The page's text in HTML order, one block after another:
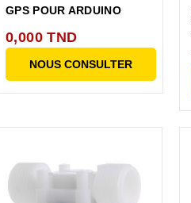
GPS POUR ARDUINO
0,000 TND
NOUS CONSULTER